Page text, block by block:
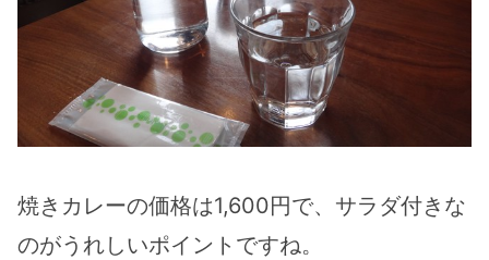
焼きカレーの価格は1,600円で、サラダ付きな
のがうれしいポイントですね。